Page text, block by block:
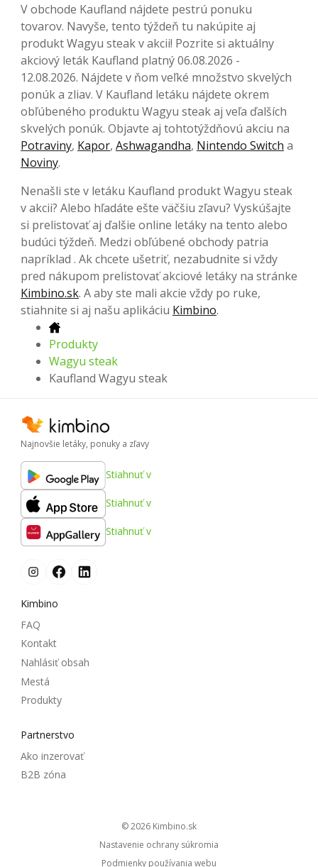
V obchode Kaufland nájdete pestrú ponuku
tovarov. Navyše, tento týždeň tu nakúpite aj
produkt Wagyu steak v akcii! Pozrite si aktuálny
akciový leták Kaufland platný 06.08.2026 -
12.08.2026. Nájdete v ňom veľké množstvo skvelých
ponúk a zliav. V Kaufland letáku nájdete okrem
obľúbeného produktu Wagyu steak aj veľa ďalších
skvelých ponúk. Objavte aj tohtotýždňovú akciu na
Potraviny, Kapor, Ashwagandha, Nintendo Switch a
Noviny.
Nenašli ste v letáku Kaufland produkt Wagyu steak
v akcii? Alebo hľadáte ešte väčšiu zľavu? Vyskúšajte
si prelistovať aj ďalšie online letáky na tento alebo
budúci týždeň. Medzi obľúbené obchody patria
napríklad . Ak chcete ušetriť, nezabudnite si vždy
pred nákupom prelistovať akciové letáky na stránke
Kimbino.sk. A aby ste mali akcie vždy po ruke,
stiahnite si aj našu aplikáciu Kimbino.
Produkty
Wagyu steak
Kaufland Wagyu steak
Najnovšie letáky, ponuky a zľavy
Stiahnuť v
Stiahnuť v
Stiahnuť v
Kimbino
FAQ
Kontakt
Nahlásiť obsah
Mestá
Produkty
Partnerstvo
Ako inzerovať
B2B zóna
© 2026
kimbino.sk
Nastavenie ochrany súkromia
Podmienky používania webu